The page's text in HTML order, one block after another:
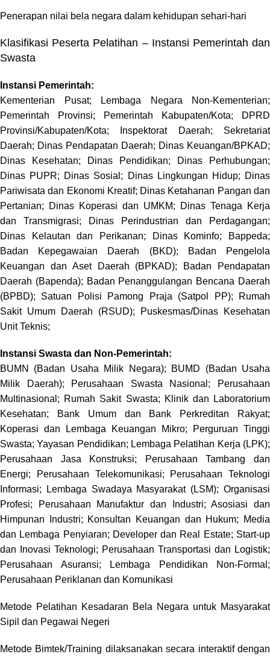
Penerapan nilai bela negara dalam kehidupan sehari-hari
Klasifikasi Peserta Pelatihan – Instansi Pemerintah dan
Swasta
Instansi Pemerintah:
Kementerian Pusat; Lembaga Negara Non-Kementerian;
Pemerintah Provinsi; Pemerintah Kabupaten/Kota; DPRD
Provinsi/Kabupaten/Kota; Inspektorat Daerah; Sekretariat
Daerah; Dinas Pendapatan Daerah; Dinas Keuangan/BPKAD;
Dinas Kesehatan; Dinas Pendidikan; Dinas Perhubungan;
Dinas PUPR; Dinas Sosial; Dinas Lingkungan Hidup; Dinas
Pariwisata dan Ekonomi Kreatif; Dinas Ketahanan Pangan dan
Pertanian; Dinas Koperasi dan UMKM; Dinas Tenaga Kerja
dan Transmigrasi; Dinas Perindustrian dan Perdagangan;
Dinas Kelautan dan Perikanan; Dinas Kominfo; Bappeda;
Badan Kepegawaian Daerah (BKD); Badan Pengelola
Keuangan dan Aset Daerah (BPKAD); Badan Pendapatan
Daerah (Bapenda); Badan Penanggulangan Bencana Daerah
(BPBD); Satuan Polisi Pamong Praja (Satpol PP); Rumah
Sakit Umum Daerah (RSUD); Puskesmas/Dinas Kesehatan
Unit Teknis;
Instansi Swasta dan Non-Pemerintah:
BUMN (Badan Usaha Milik Negara); BUMD (Badan Usaha
Milik Daerah); Perusahaan Swasta Nasional; Perusahaan
Multinasional; Rumah Sakit Swasta; Klinik dan Laboratorium
Kesehatan; Bank Umum dan Bank Perkreditan Rakyat;
Koperasi dan Lembaga Keuangan Mikro; Perguruan Tinggi
Swasta; Yayasan Pendidikan; Lembaga Pelatihan Kerja (LPK);
Perusahaan Jasa Konstruksi; Perusahaan Tambang dan
Energi; Perusahaan Telekomunikasi; Perusahaan Teknologi
Informasi; Lembaga Swadaya Masyarakat (LSM); Organisasi
Profesi; Perusahaan Manufaktur dan Industri; Asosiasi dan
Himpunan Industri; Konsultan Keuangan dan Hukum; Media
dan Lembaga Penyiaran; Developer dan Real Estate; Start-up
dan Inovasi Teknologi; Perusahaan Transportasi dan Logistik;
Perusahaan Asuransi; Lembaga Pendidikan Non-Formal;
Perusahaan Periklanan dan Komunikasi
Metode Pelatihan Kesadaran Bela Negara untuk Masyarakat
Sipil dan Pegawai Negeri
Metode Bimtek/Training dilaksanakan secara interaktif dengan